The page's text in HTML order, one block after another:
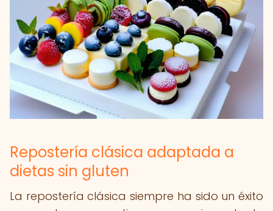
Repostería clásica adaptada a
dietas sin gluten
La repostería clásica siempre ha sido un éxito